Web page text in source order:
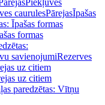
PārejasPiekļuves
caurulesPārejasĪpašas
Īpašas formas
formas
savienojumiRezerves
uz citiem
uz citiem
paredzētas: Vītņu